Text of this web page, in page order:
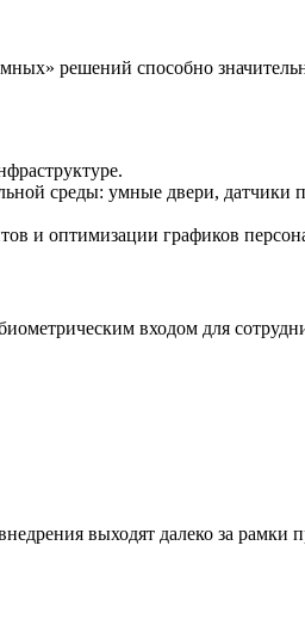
решений способно
среды: умные двери, датчики
и оптимизации графиков
входом для
выходят далеко за рамки